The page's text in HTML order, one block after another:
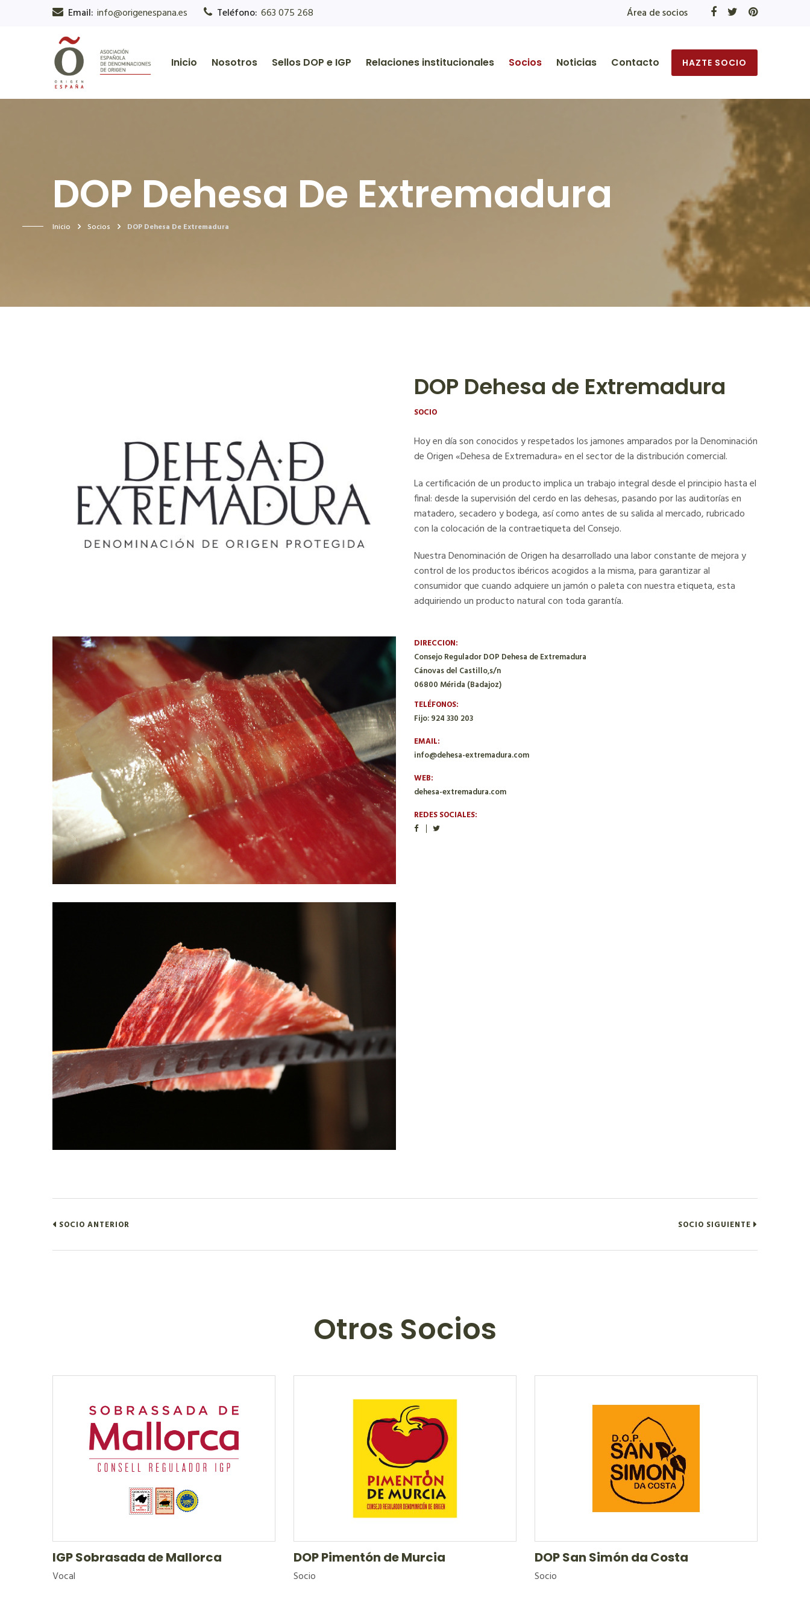
Email: info@origenespana.es Teléfono: 663 075 268 Área de socios
Inicio Nosotros Sellos DOP e IGP Relaciones institucionales Socios Noticias Contacto HAZTE SOCIO
DOP Dehesa De Extremadura
Inicio Socios DOP Dehesa De Extremadura
DOP Dehesa de Extremadura
SOCIO
Hoy en día son conocidos y respetados los jamones amparados por la Denominación
de Origen «Dehesa de Extremadura» en el sector de la distribución comercial.
La certificación de un producto implica un trabajo integral desde el principio hasta el
final: desde la supervisión del cerdo en las dehesas, pasando por las auditorías en
matadero, secadero y bodega, así como antes de su salida al mercado, rubricado
con la colocación de la contraetiqueta del Consejo.
Nuestra Denominación de Origen ha desarrollado una labor constante de mejora y
control de los productos ibéricos acogidos a la misma, para garantizar al
consumidor que cuando adquiere un jamón o paleta con nuestra etiqueta, esta
adquiriendo un producto natural con toda garantía.
DIRECCION:
Consejo Regulador DOP Dehesa de Extremadura
Cánovas del Castillo,s/n
06800 Mérida (Badajoz)
TELÉFONOS:
Fijo: 924 330 203
EMAIL:
info@dehesa-extremadura.com
WEB:
dehesa-extremadura.com
REDES SOCIALES:
SOCIO ANTERIOR SOCIO SIGUIENTE
Otros Socios
IGP Sobrasada de Mallorca
Vocal
DOP Pimentón de Murcia
Socio
DOP San Simón da Costa
Socio